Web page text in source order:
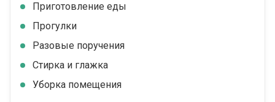
Приготовление еды
Прогулки
Разовые поручения
Стирка и глажка
Уборка помещения